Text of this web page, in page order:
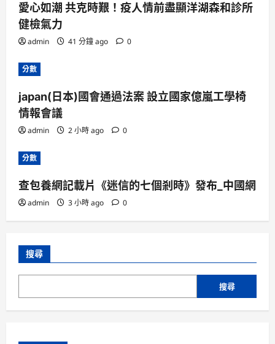
愛心如潮 共克時艱！疫人情前盡顯洋湖森和診所
健檢氣力
admin 41 分鐘 ago 0
分數
japan(日本)國會通過法案 設立國家億嵐工學椅
情報會議
admin 2 小時 ago 0
分數
查包養網記載片《迷信的七個剎時》發布_中國網
admin 3 小時 ago 0
搜尋
搜尋